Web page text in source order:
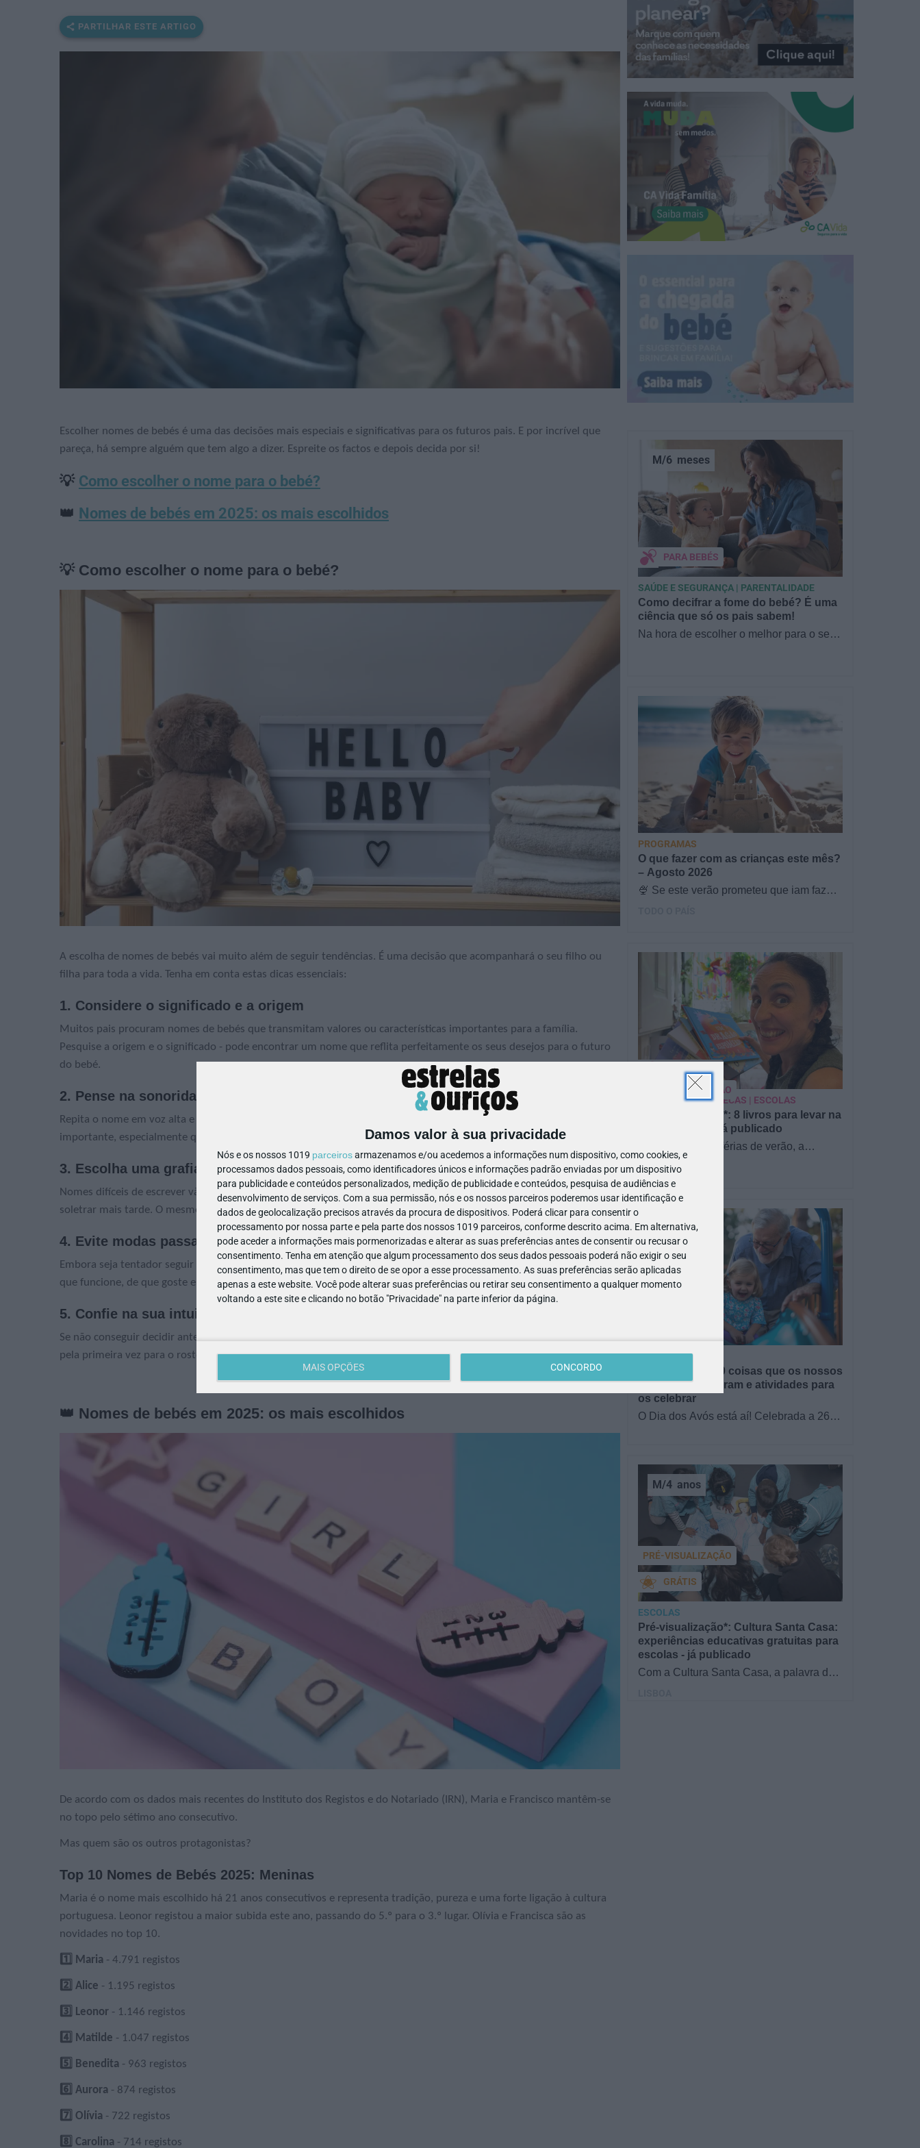
Damos valor à sua privacidade
Nós e os nossos 1019 parceirosarmazenamos e/ou acedemos a informações num dispositivo, como cookies, e
processamos dados pessoais, como identificadores únicos e informações padrão enviadas por um dispositivo
para publicidade e conteúdos personalizados, medição de publicidade e conteúdos, pesquisa de audiências e
desenvolvimento de serviços. Com a sua permissão, nós e os nossos parceiros poderemos usar identificação e
dados de geolocalização precisos através da procura de dispositivos. Poderá clicar para consentir o
processamento por nossa parte e pela parte dos nossos 1019 parceiros, conforme descrito acima. Em alternativa,
pode aceder a informações mais pormenorizadas e alterar as suas preferências antes de consentir ou recusar o
consentimento. Tenha em atenção que algum processamento dos seus dados pessoais poderá não exigir o seu
consentimento, mas que tem o direito de se opor a esse processamento. As suas preferências serão aplicadas
apenas a este website. Você pode alterar suas preferências ou retirar seu consentimento a qualquer momento
voltando a este site e clicando no botão "Privacidade" na parte inferior da página.
MAIS OPÇÕES CONCORDO
PARTILHAR ESTE ARTIGO
Escolher nomes de bebés é uma das decisões mais especiais e significativas para os futuros pais. E por incrível que
pareça, há sempre alguém que tem algo a dizer. Espreite os factos e depois decida por si!
💡 Como escolher o nome para o bebé?
👑 Nomes de bebés em 2025: os mais escolhidos
💡 Como escolher o nome para o bebé?
A escolha de nomes de bebés vai muito além de seguir tendências. É uma decisão que acompanhará o seu filho ou
filha para toda a vida. Tenha em conta estas dicas essenciais:
1. Considere o significado e a origem
Muitos pais procuram nomes de bebés que transmitam valores ou características importantes para a família.
Pesquise a origem e o significado - pode encontrar um nome que reflita perfeitamente os seus desejos para o futuro
do bebé.
2. Pense na sonoridade
Repita o nome em voz alta e veja como soa. Peça ao pai do bebé e familiares que façam o mesmo. A sonoridade é
importante, especialmente quando combinada com os apelidos.
3. Escolha uma grafia simples
Nomes difíceis de escrever vão ter impacto cada vez que outras pessoas ou a própria criança tiver de as dizer ou
soletrar mais tarde. O mesmo é válido para os apelidos (não escolha demasiados).
4. Evite modas passageiras
Embora seja tentador seguir tendências, lembre-se que o nome vai acompanhar o seu filho para sempre. Escolha algo
que funcione, de que goste e que seja especial.
5. Confie na sua intuição
Se não conseguir decidir antes do nascimento, espere até conhecer o bebé. Muitos pais sentem um "click" ao olhar
pela primeira vez para o rosto do recém-nascido.
👑 Nomes de bebés em 2025: os mais escolhidos
De acordo com os dados mais recentes do Instituto dos Registos e do Notariado (IRN), Maria e Francisco mantêm-se
no topo pelo sétimo ano consecutivo.
Mas quem são os outros protagonistas?
Top 10 Nomes de Bebés 2025: Meninas
Maria é o nome mais escolhido há 21 anos consecutivos e representa tradição, pureza e uma forte ligação à cultura
portuguesa. Leonor registou a maior subida este ano, passando do 5.º para o 3.º lugar. Olívia e Francisca são as
novidades no top 10.
1️ ⃣ Maria - 4.791 registos
2️ ⃣ Alice - 1.195 registos
3️ ⃣ Leonor - 1.146 registos
4️ ⃣ Matilde - 1.047 registos
5️ ⃣ Benedita - 963 registos
6️ ⃣ Aurora - 874 registos
7️ ⃣ Olívia - 722 registos
8️ ⃣ Carolina - 714 registos
Como decifrar a fome do bebé? É uma
ciência que só os pais sabem!
Na hora de escolher o melhor para o seu
M/6 meses
PARA BEBÉS
SAÚDE E SEGURANÇA | PARENTALIDADE
O que fazer com as crianças este mês?
– Agosto 2026
🍨 Se este verão prometeu que iam fazer
PROGRAMAS
Pré-visualização*: 8 livros para levar na
mala de férias - já publicado
Para celebrar as férias de verão, a
Estrelas & Ouriços fez uma parceria com
a Sofia Vieira, da livraria…
PARA BEBÉS
PRÉ-VISUALIZAÇÃO
CONTOS E BIBLIOTECAS | ESCOLAS
Dia dos Avós: 10 coisas que os nossos
avós nos ensinaram e atividades para
os celebrar
O Dia dos Avós está aí! Celebrada a 26
BRINCAR
Pré-visualização*: Cultura Santa Casa:
experiências educativas gratuitas para
escolas - já publicado
Com a Cultura Santa Casa, a palavra de
M/4 anos
GRÁTIS
PRÉ-VISUALIZAÇÃO
ESCOLAS